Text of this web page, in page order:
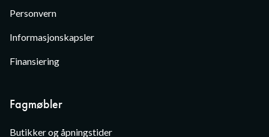
Personvern
Informasjonskapsler
Finansiering
Fagmøbler
Butikker og åpningstider